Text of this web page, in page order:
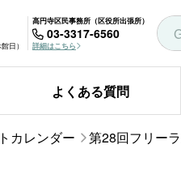
日）
高円寺区民事務所（区役所出張所）
03-3317-6560
詳細はこちら
よくある質問
カレンダー 第28回フリー